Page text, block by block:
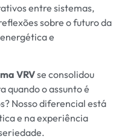
entre sistemas,
sobre o futuro da
e
VRVse consolidou
quando o assunto é
Nosso diferencial está
e na experiência